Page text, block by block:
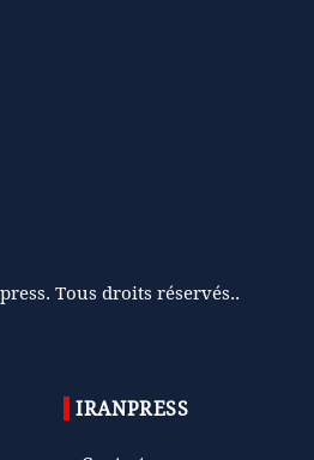
Tous droits réservés..
IRANPRESS